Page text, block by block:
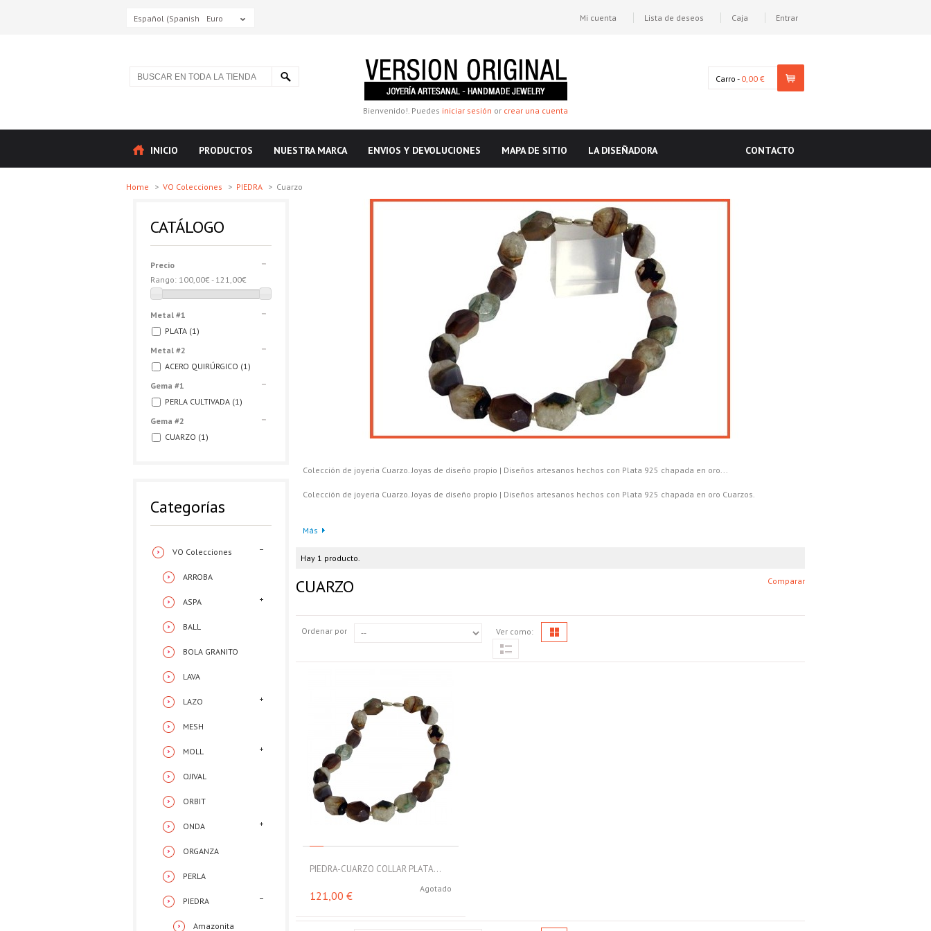
Español (Spanish) Euro Mi cuenta Lista de deseos Caja Entrar
Bienvenido!. Puedes iniciar sesión or crear una cuenta
Carro - 0,00 €
INICIO PRODUCTOS NUESTRA MARCA ENVIOS Y DEVOLUCIONES MAPA DE SITIO LA DISEÑADORA CONTACTO
Home > VO Colecciones > PIEDRA > Cuarzo
Colección de joyeria Cuarzo. Joyas de diseño propio | Diseños artesanos hechos con Plata 925 chapada en oro...
Colección de joyeria Cuarzo. Joyas de diseño propio | Diseños artesanos hechos con Plata 925 chapada en oro Cuarzos.
Más
Hay 1 producto.
Comparar
CUARZO
Ordenar por Ver como:
PIEDRA-CUARZO COLLAR PLATA...
Agotado
121,00 €
CATÁLOGO
Precio
Rango: 100,00€ - 121,00€
Metal #1
PLATA (1)
Metal #2
ACERO QUIRÚRGICO (1)
Gema #1
PERLA CULTIVADA (1)
Gema #2
CUARZO (1)
Categorías
VO Colecciones
ARROBA
ASPA
BALL
BOLA GRANITO
LAVA
LAZO
MESH
MOLL
OJIVAL
ORBIT
ONDA
ORGANZA
PERLA
PIEDRA
Amazonita